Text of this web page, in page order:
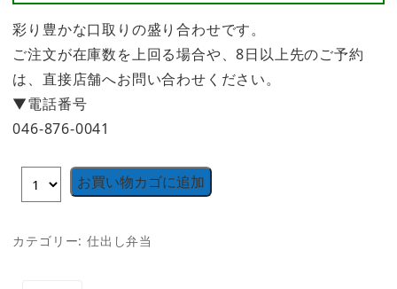
彩り豊かな口取りの盛り合わせです。
ご注文が在庫数を上回る場合や、8日以上先のご予約
は、直接店舗へお問い合わせください。
▼電話番号
046-876-0041
お買い物カゴに追加
カテゴリー: 仕出し弁当